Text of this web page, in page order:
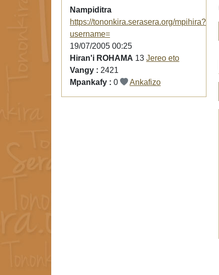
Nampiditra
https://tononkira.serasera.org/mpihira?
username=
19/07/2005 00:25
Hiran'i ROHAMA 13 Jereo eto
Vangy : 2421
Mpankafy : 0 Ankafizo